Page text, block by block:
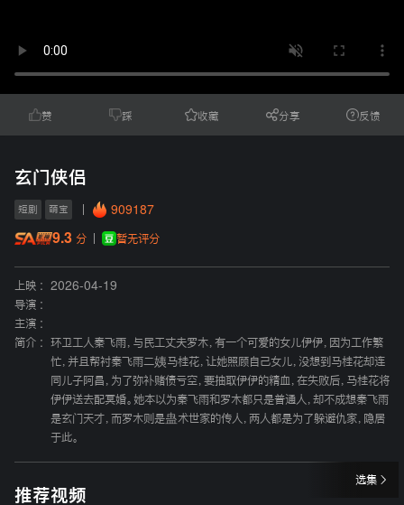
赞 踩 收藏 分享 反馈
玄门侠侣
短剧 萌宝 909187
9.3 分 暂无评分
上映 :
2026-04-19
导演 :
主演 :
简介 :
环卫工人秦飞雨，与民工丈夫罗木，有一个可爱的女儿伊伊，因为工作繁
忙，并且帮衬秦飞雨二姨马桂花，让她照顾自己女儿，没想到马桂花却连
同儿子阿昌，为了弥补赌债亏空，要抽取伊伊的精血，在失败后，马桂花将
伊伊送去配冥婚。她本以为秦飞雨和罗木都只是普通人，却不成想秦飞雨
是玄门天才，而罗木则是蛊术世家的传人，两人都是为了躲避仇家，隐居
于此。
选集
推荐视频